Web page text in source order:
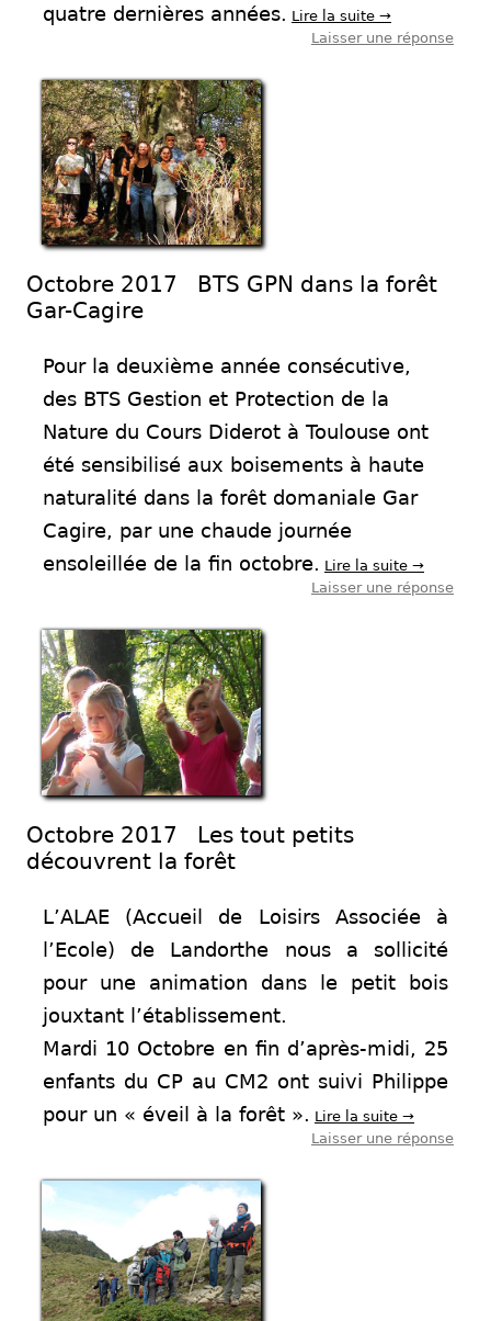
quatre dernières années. Lire la suite →
Laisser une réponse
Octobre 2017 BTS GPN dans la forêt
Gar-Cagire
Pour la deuxième année consécutive,
des BTS Gestion et Protection de la
Nature du Cours Diderot à Toulouse ont
été sensibilisé aux boisements à haute
naturalité dans la forêt domaniale Gar
Cagire, par une chaude journée
ensoleillée de la fin octobre. Lire la suite →
Laisser une réponse
Octobre 2017 Les tout petits
découvrent la forêt
L’ALAE (Accueil de Loisirs Associée à
l’Ecole) de Landorthe nous a sollicité
pour une animation dans le petit bois
jouxtant l’établissement.
Mardi 10 Octobre en fin d’après-midi, 25
enfants du CP au CM2 ont suivi Philippe
pour un « éveil à la forêt ». Lire la suite →
Laisser une réponse